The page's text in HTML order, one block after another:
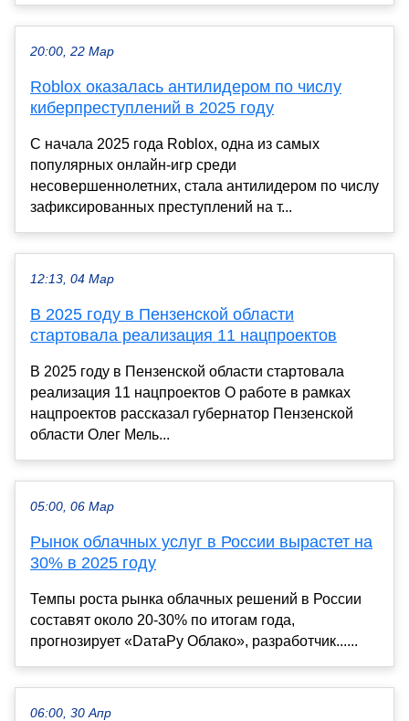
20:00, 22 Мар
Roblox оказалась антилидером по числу
киберпреступлений в 2025 году
С начала 2025 года Roblox, одна из самых
популярных онлайн-игр среди
несовершеннолетних, стала антилидером по числу
зафиксированных преступлений на т...
12:13, 04 Мар
В 2025 году в Пензенской области
стартовала реализация 11 нацпроектов
В 2025 году в Пензенской области стартовала
реализация 11 нацпроектов О работе в рамках
нацпроектов рассказал губернатор Пензенской
области Олег Мель...
05:00, 06 Мар
Рынок облачных услуг в России вырастет на
30% в 2025 году
Темпы роста рынка облачных решений в России
составят около 20-30% по итогам года,
прогнозирует «DатаРу Облако», разработчик......
06:00, 30 Апр